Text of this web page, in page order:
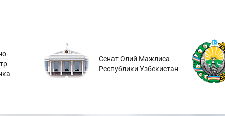
Сенат Олий Мажлиса
Республики Узбекистан